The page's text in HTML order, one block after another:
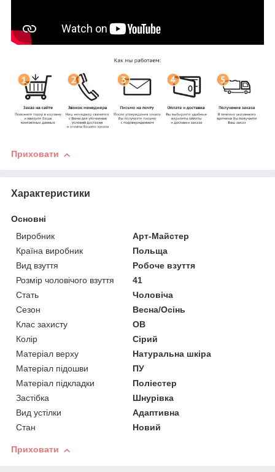
Приховати
Характеристики
Основні
Виробник
Арт-Майстер
Країна виробник
Польща
Вид взуття
Робоче взуття
Розмір чоловічого взуття
41
Стать
Чоловіча
Сезон
Весна/Осінь
Клас захисту
OB
Колір
Сірий
Матеріал верху
Натуральна шкіра
Матеріал підошви
ПУ
Матеріал підкладки
Поліестер
Застібка
Шнурівка
Вид устілки
Адаптивна
Стан
Новий
Приховати